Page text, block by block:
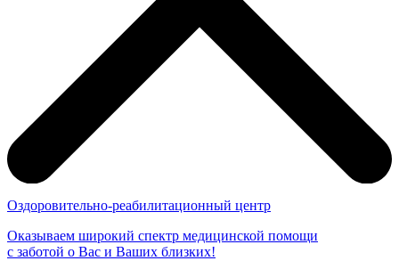
Оздоровительно-реабилитационный центр
Оказываем широкий спектр медицинской помощи
с заботой о Вас и Ваших близких!